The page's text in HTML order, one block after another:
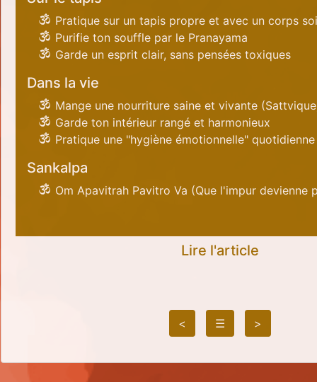
Pratique sur un tapis propre et avec un corps
Purifie ton souffle par le Pranayama
Garde un esprit clair, sans pensées toxiques
Dans la vie
Mange une nourriture saine et vivante
Garde ton intérieur rangé et harmonieux
Pratique une "hygiène émotionnelle" quotidienne
Sankalpa
Om Apavitrah Pavitro Va (Que l'impur devienne
Lire l'article
< ☰ >